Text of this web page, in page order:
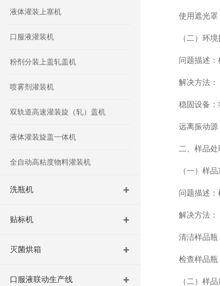
液体灌装上塞机
口服液灌装机
粉剂分装上盖轧盖机
喷雾剂灌装机
双轨道高速灌装旋（轧）盖机
液体灌装旋盖一体机
全自动高粘度物料灌装机
洗瓶机
贴标机
灭菌烘箱
口服液联动生产线
使用遮光罩：
（二）环境
问题描述：检
解决方法：
稳固设备：将
远离振动源：
二、样品处
（一）样品
问题描述：样
解决方法：
清洁样品瓶：
检查样品瓶：
（二）样品